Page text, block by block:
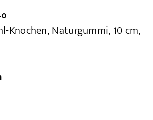
Knochen, Naturgummi, 10 cm,